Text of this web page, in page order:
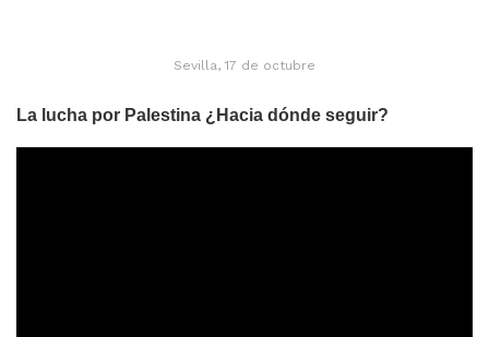
Sevilla, 17 de octubre
La lucha por Palestina ¿Hacia dónde seguir?